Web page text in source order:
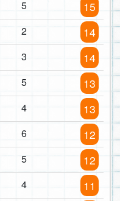
5 15
2 14
3 14
5 13
4 13
6 12
5 12
4 11